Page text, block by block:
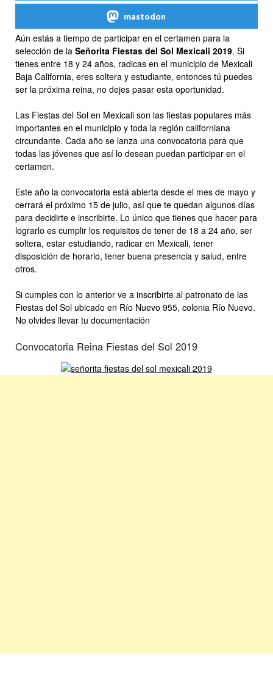
mastodon
Aún estás a tiempo de participar en el certamen para la
selección de la Señorita Fiestas del Sol Mexicali 2019. Si
tienes entre 18 y 24 años, radicas en el municipio de Mexicali
Baja California, eres soltera y estudiante, entonces tú puedes
ser la próxima reina, no dejes pasar esta oportunidad.
Las Fiestas del Sol en Mexicali son las fiestas populares más
importantes en el municipio y toda la región californiana
circundante. Cada año se lanza una convocatoria para que
todas las jóvenes que así lo desean puedan participar en el
certamen.
Este año la convocatoria está abierta desde el mes de mayo y
cerrará el próximo 15 de julio, así que te quedan algunos días
para decidirte e inscribirte. Lo único que tienes que hacer para
lograrlo es cumplir los requisitos de tener de 18 a 24 año, ser
soltera, estar estudiando, radicar en Mexicali, tener
disposición de horario, tener buena presencia y salud, entre
otros.
Si cumples con lo anterior ve a inscribirte al patronato de las
Fiestas del Sol ubicado en Río Nuevo 955, colonia Río Nuevo.
No olvides llevar tu documentación
Convocatoria Reina Fiestas del Sol 2019